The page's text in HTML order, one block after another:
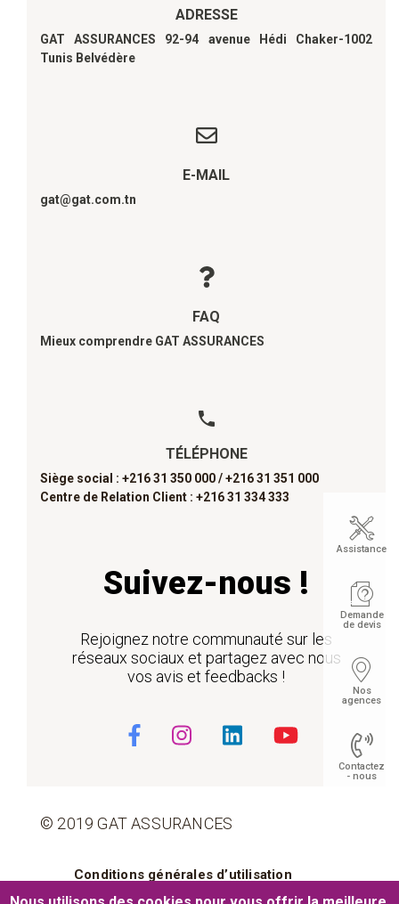
ADRESSE
GAT ASSURANCES 92-94 avenue Hédi Chaker-1002
Tunis Belvédère
E-MAIL
gat@gat.com.tn
FAQ
Mieux comprendre GAT ASSURANCES
TÉLÉPHONE
Siège social : +216 31 350 000 /+216 31 351 000
Centre de Relation Client : +216 31 334 333
Suivez-nous !
Rejoignez notre communauté sur les
réseaux sociaux et partagez avec nous
vos avis et feedbacks !
© 2019 GAT ASSURANCES
Pied de page
Conditions générales d’utilisation
Assistance
Demande
de devis
Nos
agences
Contactez
- nous